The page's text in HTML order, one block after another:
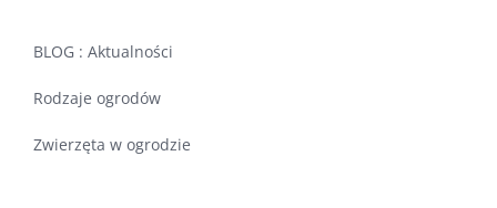
BLOG : Aktualności
Rodzaje ogrodów
Zwierzęta w ogrodzie